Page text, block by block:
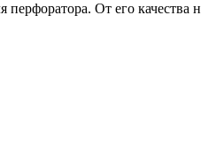
От его качества